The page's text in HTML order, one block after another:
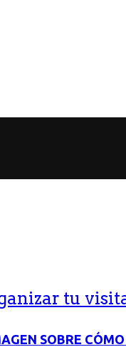
tu